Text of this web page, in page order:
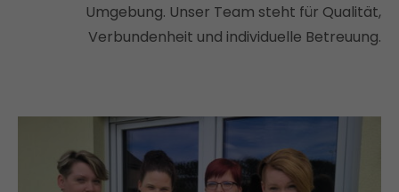
Umgebung. Unser Team steht für Qualität,
Verbundenheit und individuelle Betreuung.